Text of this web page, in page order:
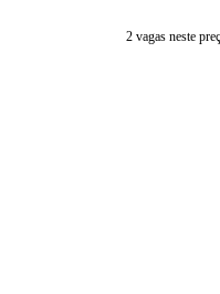
2 vagas neste